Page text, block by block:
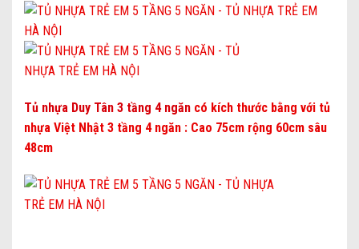
Tủ nhựa Duy Tân 3 tầng 4 ngăn có kích thước bằng với tủ
nhựa Việt Nhật 3 tầng 4 ngăn : Cao 75cm rộng 60cm sâu
48cm